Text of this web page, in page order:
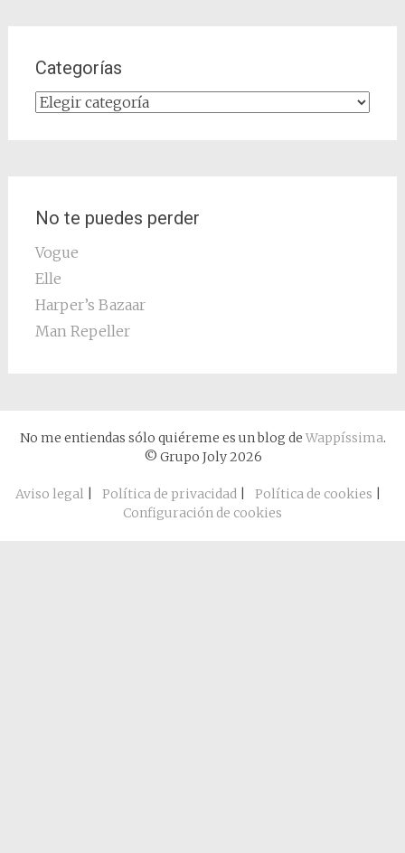
Categorías
Categorías
No te puedes perder
Vogue
Elle
Harper’s Bazaar
Man Repeller
No me entiendas sólo quiéreme es un blog de Wappíssima.
© Grupo Joly 2026
Aviso legal| Política de privacidad| Política de cookies
Configuración de cookies